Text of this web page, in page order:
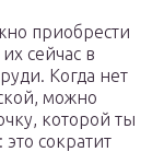
приобрести
сейчас в
Когда нет
можно
которой ты
сократит